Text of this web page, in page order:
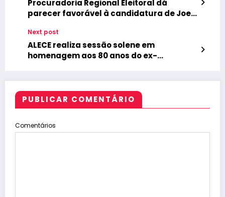
Procuradoria Regional Eleitoral dá
parecer favorável à candidatura de Joel
Next post
ALECE realiza sessão solene em
homenagem aos 80 anos do ex-
PUBLICAR COMENTÁRIO
Comentários